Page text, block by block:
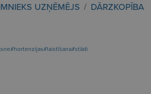
UZŅĒMĒJS DĀRZKOPĪBA
#hortenzijas#laistīšana#stādi